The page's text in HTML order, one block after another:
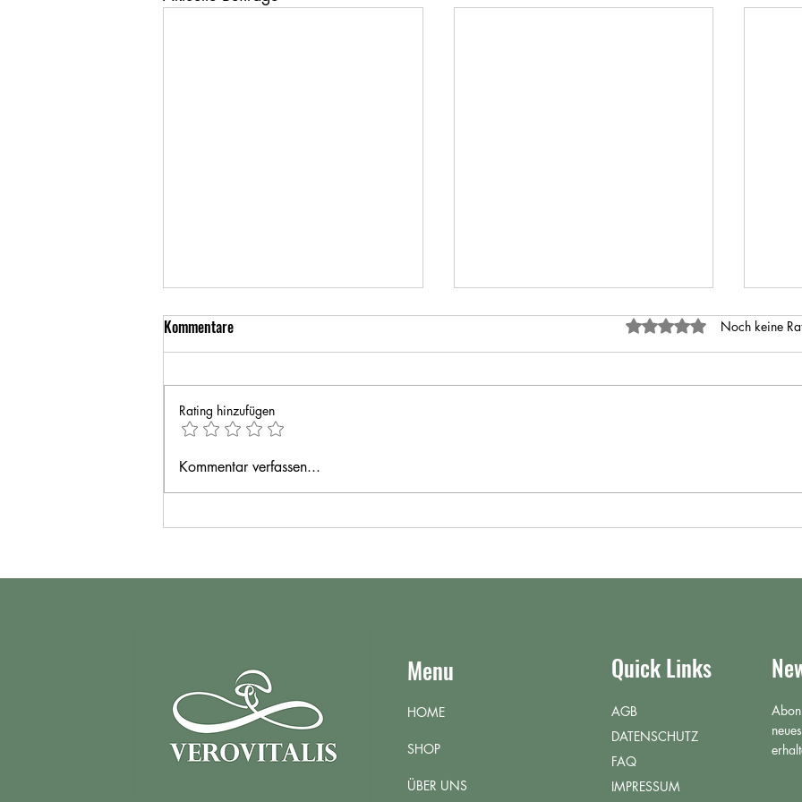
Cordyceps, der Pilz, der die
Leichtathletik-Welt sprachlos
was du wirklich wissen musst
400
weiss
Kommentare Mit 0 von 5 Sternen bewertet.
Noch keine
Rating hinzufügen
Kommentar verfassen...
Menu
HOME
SHOP
ÜBER UNS
Quick Links
AGB
DATENSCHUTZ
FAQ
IMPRESSUM